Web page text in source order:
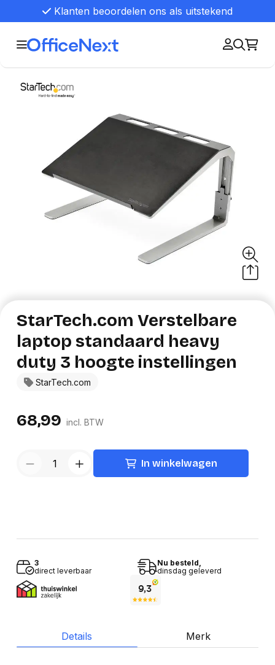
Klanten beoordelen ons als uitstekend
StarTech.com
StarTech.com Verstelbare
laptop standaard heavy
duty 3 hoogte instellingen
68,99 incl. BTW
In winkelwagen
3
direct leverbaar
Nu besteld,
dinsdag geleverd
Details Merk